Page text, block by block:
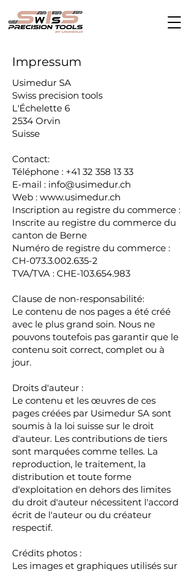
Impressum
Usimedur SA
Swiss precision tools
L'Échelette 6
2534 Orvin
Suisse
Contact:
Téléphone : +41 32 358 13 33
E-mail : info@usimedur.ch
Web : www.usimedur.ch
Inscription au registre du commerce :
Inscrite au registre du commerce du
canton de Berne
Numéro de registre du commerce :
CH-073.3.002.635-2
TVA/TVA : CHE-103.654.983
Clause de non-responsabilité:
Le contenu de nos pages a été créé
avec le plus grand soin. Nous ne
pouvons toutefois pas garantir que le
contenu soit correct, complet ou à
jour.
Droits d'auteur :
Le contenu et les œuvres de ces
pages créées par Usimedur SA sont
soumis à la loi suisse sur le droit
d'auteur. Les contributions de tiers
sont marquées comme telles. La
reproduction, le traitement, la
distribution et toute forme
d'exploitation en dehors des limites
du droit d'auteur nécessitent l'accord
écrit de l'auteur ou du créateur
respectif.
Crédits photos :
Les images et graphiques utilisés sur